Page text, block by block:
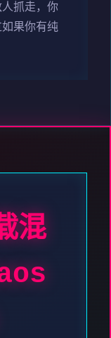
抓走，你
果你有纯
混